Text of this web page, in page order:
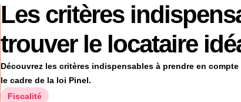
Les critères
trouver le locataire
Découvrez les critères indispensables à prendre en
le cadre de la loi Pinel.
Fiscalité